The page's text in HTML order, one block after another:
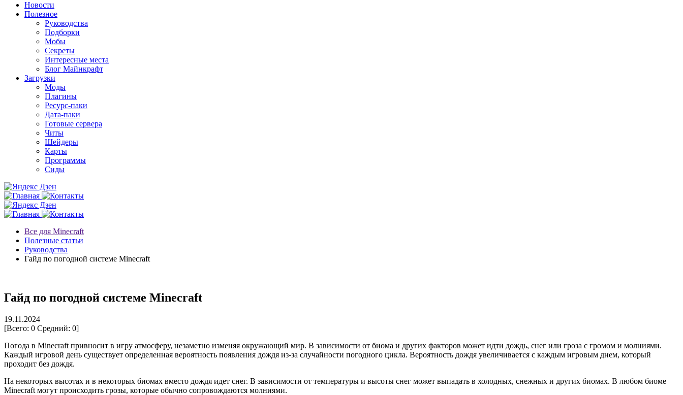
Новости
Полезное
Руководства
Подборки
Мобы
Секреты
Интересные места
Блог Майнкрафт
Загрузки
Моды
Плагины
Ресурс-паки
Дата-паки
Готовые сервера
Читы
Шейдеры
Карты
Программы
Сиды
Все для Minecraft
Полезные статьи
Руководства
Гайд по погодной системе Minecraft
Гайд по погодной системе Minecraft
19.11.2024
[Всего: 0 Средний: 0]
Погода в Minecraft привносит в игру атмосферу, незаметно изменяя окружающий мир. В зависимости от биома и других факторов может идти дождь, снег или гроза с громом и молниями.
Каждый игровой день существует определенная вероятность появления дождя из-за случайности погодного цикла. Вероятность дождя увеличивается с каждым игровым днем, который
проходит без дождя.
На некоторых высотах и в некоторых биомах вместо дождя идет снег. В зависимости от температуры и высоты снег может выпадать в холодных, снежных и других биомах. В любом биоме
Minecraft могут происходить грозы, которые обычно сопровождаются молниями.